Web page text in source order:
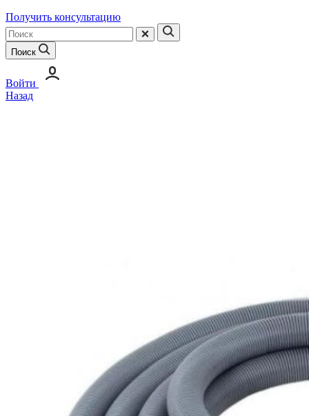
Получить консультацию
Поиск
Войти
Назад